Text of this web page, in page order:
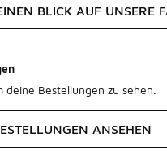
BLICK AUF UNSERE
deine Bestellungen zu sehen.
ANSEHEN